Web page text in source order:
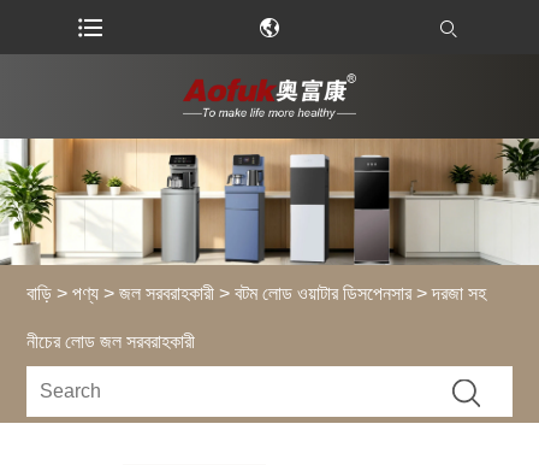
বাড়ি > পণ্য >জল সরবরাহকারী >বটম লোড ওয়াটার ডিসপেনসার> দরজা সহ
নীচের লোড জল সরবরাহকারী